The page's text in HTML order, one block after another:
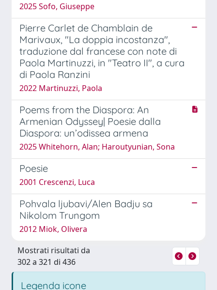
2025 Sofo, Giuseppe
Pierre Carlet de Chamblain de
Marivaux, "La doppia incostanza",
traduzione dal francese con note di
Paola Martinuzzi, in "Teatro II", a cura
di Paola Ranzini
2022 Martinuzzi, Paola
Poems from the Diaspora: An
Armenian Odyssey| Poesie dalla
Diaspora: un’odissea armena
2025 Whitehorn, Alan; Haroutyunian, Sona
Poesie
2001 Crescenzi, Luca
Pohvala ljubavi/Alen Badju sa
Nikolom Trungom
2012 Miok, Olivera
Mostrati risultati da
302 a 321 di 436
Legenda icone